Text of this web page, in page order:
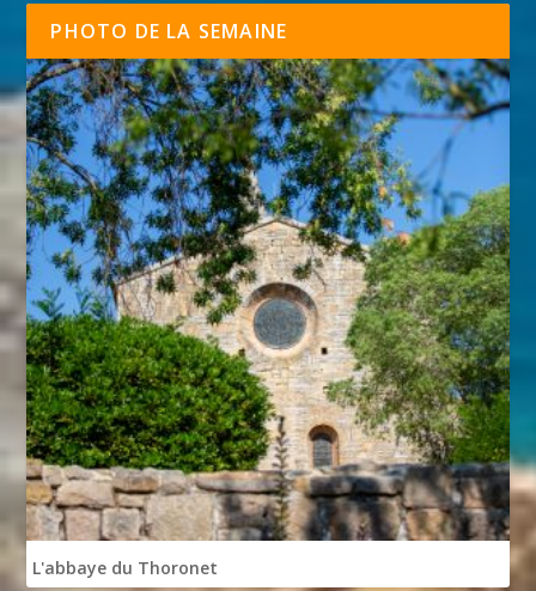
PHOTO DE LA SEMAINE
L'abbaye du Thoronet